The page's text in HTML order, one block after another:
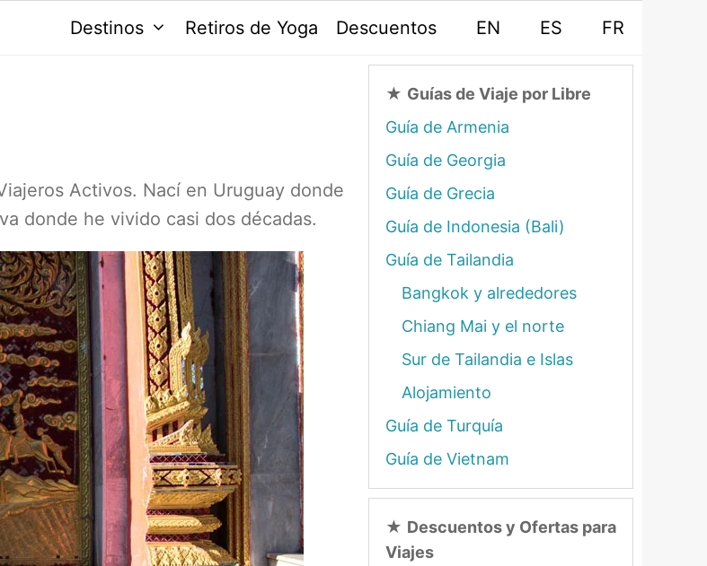
Destinos Retiros de Yoga Descuentos EN ES FR
Activos. Nací en Uruguay donde
donde he vivido casi dos décadas.
★ Guías de Viaje por Libre
Guía de Armenia
Guía de Georgia
Guía de Grecia
Guía de Indonesia (Bali)
Guía de Tailandia
Bangkok y alrededores
Chiang Mai y el norte
Sur de Tailandia e Islas
Alojamiento
Guía de Turquía
Guía de Vietnam
★ Descuentos y Ofertas para
Viajes